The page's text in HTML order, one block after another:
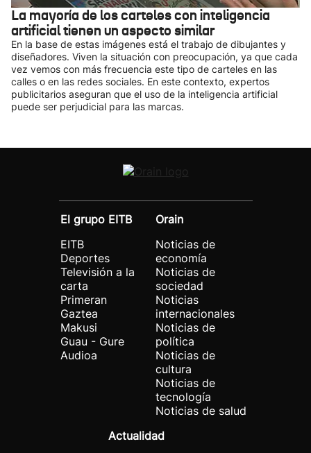
La mayoría de los carteles con inteligencia
artificial tienen un aspecto similar
En la base de estas imágenes está el trabajo de dibujantes y
diseñadores. Viven la situación con preocupación, ya que cada
vez vemos con más frecuencia este tipo de carteles en las
calles o en las redes sociales. En este contexto, expertos
publicitarios aseguran que el uso de la inteligencia artificial
puede ser perjudicial para las marcas.
El grupo EITB
EITB
Deportes
Televisión a la
carta
Primeran
Gaztea
Makusi
Guau - Gure
Audioa
Orain
Noticias de
economía
Noticias de
sociedad
Noticias
internacionales
Noticias de
política
Noticias de
cultura
Noticias de
tecnología
Noticias de salud
Actualidad